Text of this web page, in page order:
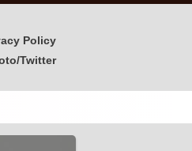
Policy
Twitter